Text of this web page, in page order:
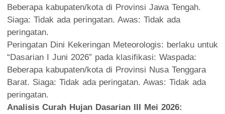
Beberapa kabupaten/kota di Provinsi Jawa Tengah.
Siaga: Tidak ada peringatan. Awas: Tidak ada
peringatan.
Peringatan Dini Kekeringan Meteorologis: berlaku untuk
“Dasarian I Juni 2026” pada klasifikasi: Waspada:
Beberapa kabupaten/kota di Provinsi Nusa Tenggara
Barat. Siaga: Tidak ada peringatan. Awas: Tidak ada
peringatan.
Analisis Curah Hujan Dasarian III Mei 2026: